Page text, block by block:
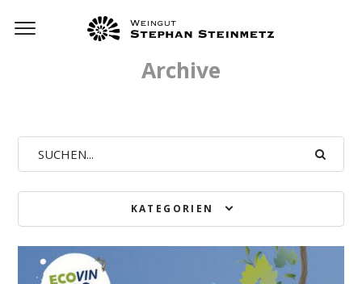
Archive
KATEGORIEN